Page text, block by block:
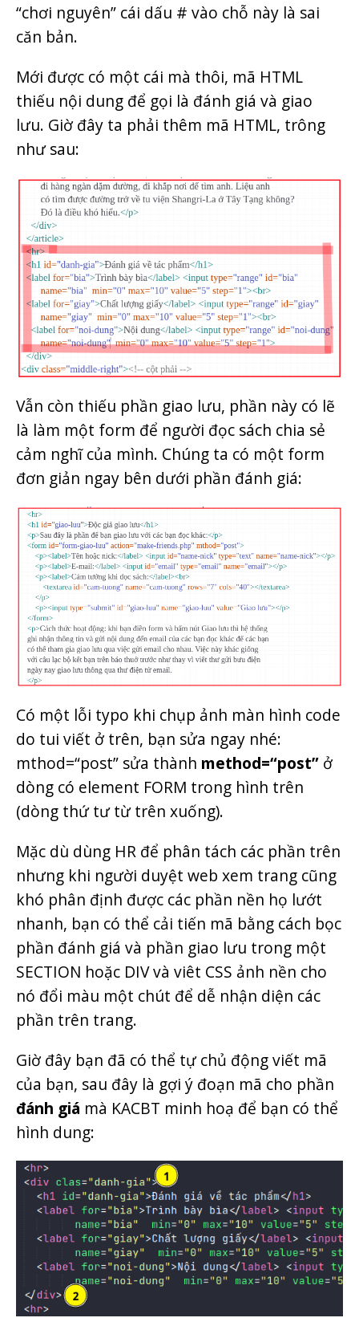
“chơi nguyên” cái dấu # vào chỗ này là sai
căn bản.
Mới được có một cái mà thôi, mã HTML
thiếu nội dung để gọi là đánh giá và giao
lưu. Giờ đây ta phải thêm mã HTML, trông
như sau:
Vẫn còn thiếu phần giao lưu, phần này có lẽ
là làm một form để người đọc sách chia sẻ
cảm nghĩ của mình. Chúng ta có một form
đơn giản ngay bên dưới phần đánh giá:
Có một lỗi typo khi chụp ảnh màn hình code
do tui viết ở trên, bạn sửa ngay nhé:
mthod=“post” sửa thành method=“post” ở
dòng có element FORM trong hình trên
(dòng thứ tư từ trên xuống).
Mặc dù dùng HR để phân tách các phần trên
nhưng khi người duyệt web xem trang cũng
khó phân định được các phần nền họ lướt
nhanh, bạn có thể cải tiến mã bằng cách bọc
phần đánh giá và phần giao lưu trong một
SECTION hoặc DIV và viêt CSS ảnh nền cho
nó đổi màu một chút để dễ nhận diện các
phần trên trang.
Giờ đây bạn đã có thể tự chủ động viết mã
của bạn, sau đây là gợi ý đoạn mã cho phần
đánh giá mà KACBT minh hoạ để bạn có thể
hình dung: